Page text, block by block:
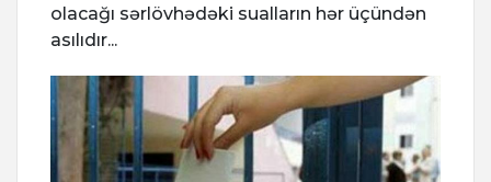
olacağı sərlövhədəki sualların hər üçündən
asılıdır...